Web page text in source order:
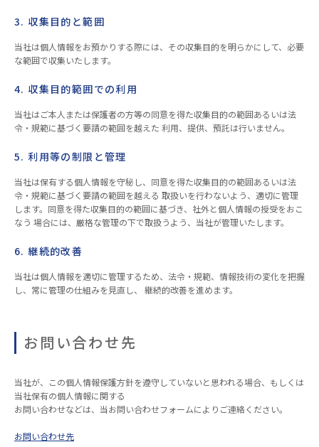
3. 収集目的と範囲
当社は個人情報をお預かりする際には、その収集目的を明らかにして、必要
な範囲で収集いたします。
4. 収集目的範囲での利用
当社はご本人または保護者の方等の同意を得た収集目的の範囲あるいは法
令・規範に基づく要請の範囲を越えた 利用、提供、預託は行いません。
5. 利用等の制限と管理
当社は保有する個人情報を守秘し、同意を得た収集目的の範囲あるいは法
令・規範に基づく要請の範囲を越える 取扱いを行わないよう、適切に管理
します。同意を得た収集目的の範囲に基づき、社外と個人情報の授受をおこ
なう 場合には、厳格な管理の下で取扱うよう、当社が管理いたします。
6. 継続的改善
当社は個人情報を適切に管理するため、法令・規範、情報技術の変化を把握
し、常に管理の仕組みを見直し、 継続的改善を進めます。
お問い合わせ先
当社が、この個人情報保護方針を遵守していないと思われる場合、もしくは
当社保有の個人情報に関する
お問い合わせなどは、当お問い合わせフォームによりご連絡ください。
お問い合わせ先